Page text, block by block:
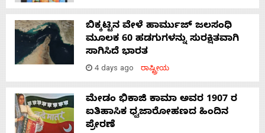
ಬಿಕ್ಕಟ್ಟಿನ ವೇಳೆ ಹಾರ್ಮುಜ್ ಜಲಸಂಧಿ
ಮೂಲಕ 60 ಹಡಗುಗಳನ್ನು ಸುರಕ್ಷಿತವಾಗಿ
ಸಾಗಿಸಿದೆ ಭಾರತ
4 days ago ರಾಷ್ಟ್ರೀಯ
ಮೇಡಂ ಭಿಕಾಜಿ ಕಾಮಾ ಅವರ 1907 ರ
ಐತಿಹಾಸಿಕ ಧ್ವಜಾರೋಹಣದ ಹಿಂದಿನ
ಪ್ರೇರಣೆ